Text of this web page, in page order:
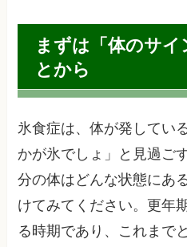
まずは「体のサ
とから
氷食症は、体が発してい
かが氷でしょ」と見過ご
分の体はどんな状態にあ
けてみてください。更年
る時期であり、これまで